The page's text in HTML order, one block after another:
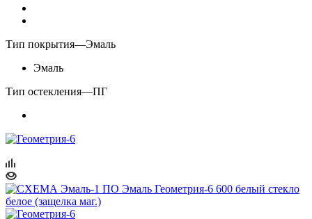
Тип покрытия—Эмаль
Эмаль
Тип остекления—ПГ